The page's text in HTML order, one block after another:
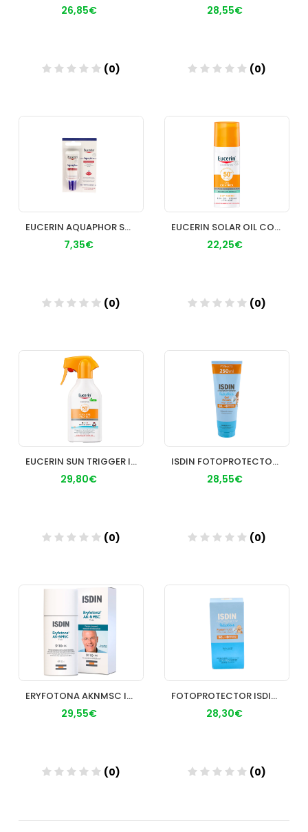
26,85€
(0)
28,55€
(0)
Añadir
EUCERIN AQUAPHOR SOS REGENERADOR LABIAL
7,35€
(0)
Añadir
EUCERIN SOLAR OIL CONTROL DRY F 50+ 50ML
22,25€
(0)
Añadir
EUCERIN SUN TRIGGER INFANTIL SPF50+ 250M
29,80€
(0)
Añadir
ISDIN FOTOPROTECTOR EXTREM 50+ PEDI 250M
28,55€
(0)
ERYFOTONA AKNMSC ISDIN FLUIDO 50 ML
29,55€
(0)
FOTOPROTECTOR ISDIN PED MINERAL BABY 50+
28,30€
(0)